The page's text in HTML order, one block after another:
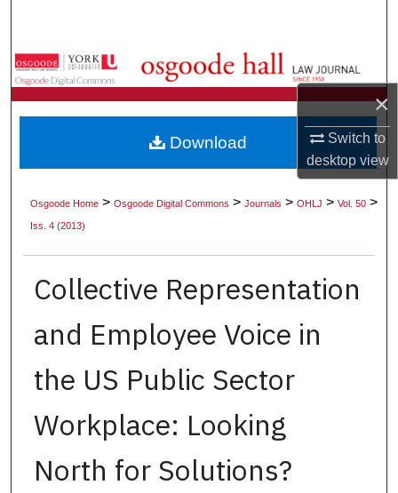
×
Switch to
desktopview
Browse Collections
About
Digital Commons Network™
Osgoode Home >Osgoode Digital Commons >Journals >OHLJ >Vol. 50 >
Iss. 4 (2013)
Collective Representation
and Employee Voice in
the US Public Sector
Workplace: Looking
North for Solutions?
Download